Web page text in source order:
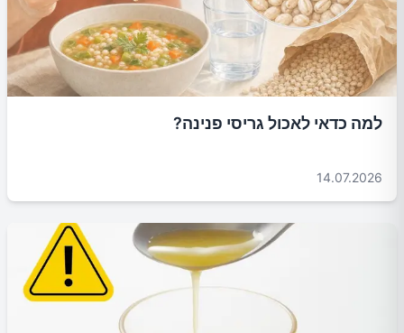
למה כדאי לאכול גריסי פנינה?
14.07.2026